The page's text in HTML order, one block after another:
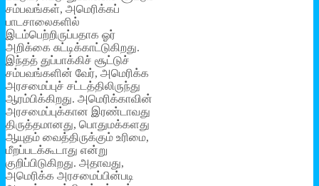
சம்பவங்கள், அமெரிக்கப்
பாடசாலைகளில்
இடம்பெற்றிருப்பதாக ஓர்
அறிக்கை சுட்டிக்காட்டுகிறது.
இந்தத் துப்பாக்கிச் சூட்டுச்
சம்பவங்களின் வேர், அமெரிக்க
அரசமைப்புச் சட்டத்திலிருந்து
ஆரம்பிக்கிறது. அமெரிக்காவின்
அரசமைப்புக்கான இரண்டாவது
திருத்தமானது, பொதுமக்களது
ஆயுதம் வைத்திருக்கும் உரிமை,
மீறப்படக்கூடாது என்று
குறிப்பிடுகிறது. அதாவது,
அமெரிக்க அரசமைப்பின்படி